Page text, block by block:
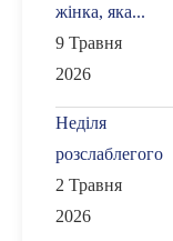
жінка, яка...
9 Травня
2026
Неділя
розслаблегого
2 Травня
2026